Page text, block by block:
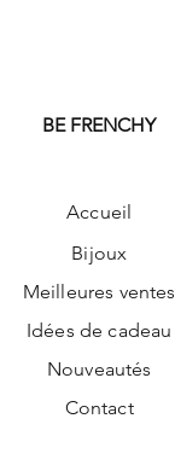
BE FRENCHY
Accueil
Bijoux
Meilleures ventes
Idées de cadeau
Nouveautés
Contact